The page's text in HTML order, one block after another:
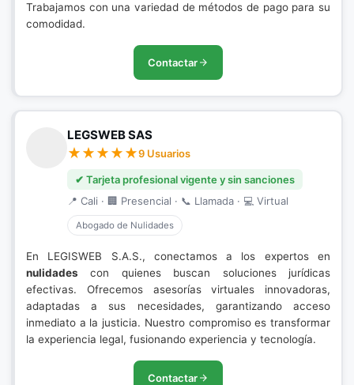
Trabajamos con una variedad de métodos de pago para su
comodidad.
Contactar
LEGSWEB SAS
9 Usuarios
✔ Tarjeta profesional vigente y sin sanciones
📍 Cali · 🏢 Presencial · 📞 Llamada · 💻 Virtual
Abogado de Nulidades
En LEGISWEB S.A.S., conectamos a los expertos en
nulidades con quienes buscan soluciones jurídicas
efectivas. Ofrecemos asesorías virtuales innovadoras,
adaptadas a sus necesidades, garantizando acceso
inmediato a la justicia. Nuestro compromiso es transformar
la experiencia legal, fusionando experiencia y tecnología.
Contactar